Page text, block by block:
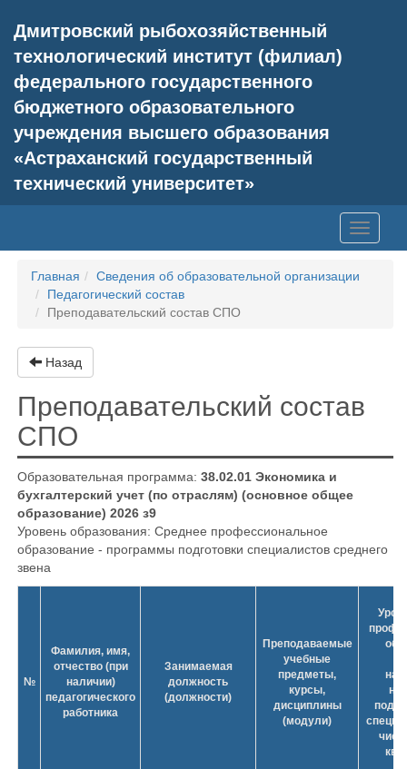
Дмитровский рыбохозяйственный
технологический институт (филиал)
федерального государственного
бюджетного образовательного
учреждения высшего образования
«Астраханский государственный
технический университет»
Toggle
Главная
Сведения об образовательной организации
Педагогический состав
Преподавательский состав СПО
Назад
Преподавательский состав
СПО
Образовательная программа: 38.02.01 Экономика и
бухгалтерский учет (по отраслям) (основное общее
образование) 2026 з9
Уровень образования: Среднее профессиональное
образование - программы подготовки специалистов среднего
звена
№
Фамилия, имя,
отчество (при
наличии)
педагогического
работника
Занимаемая
должность
(должности)
Преподаваемые
учебные
предметы,
курсы,
дисциплины
(модули)